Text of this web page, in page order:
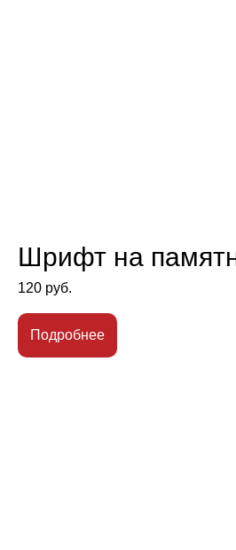
Шрифт на
120 руб.
Подробнее